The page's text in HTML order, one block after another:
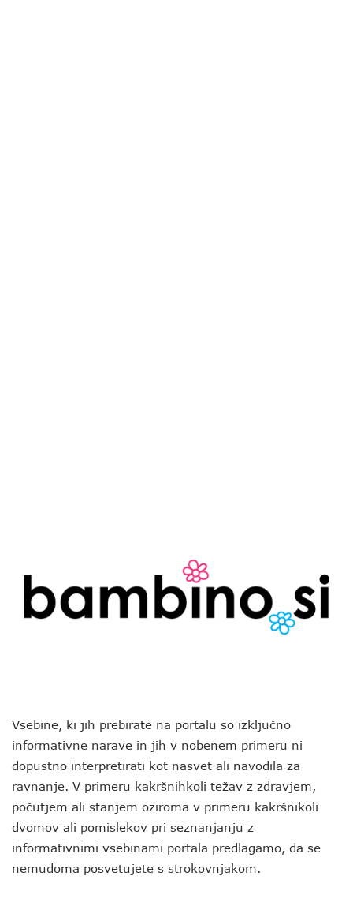
Vsebine, ki jih prebirate na portalu so izključno
informativne narave in jih v nobenem primeru ni
dopustno interpretirati kot nasvet ali navodila za
ravnanje. V primeru kakršnihkoli težav z zdravjem,
počutjem ali stanjem oziroma v primeru kakršnikoli
dvomov ali pomislekov pri seznanjanju z
informativnimi vsebinami portala predlagamo, da se
nemudoma posvetujete s strokovnjakom.